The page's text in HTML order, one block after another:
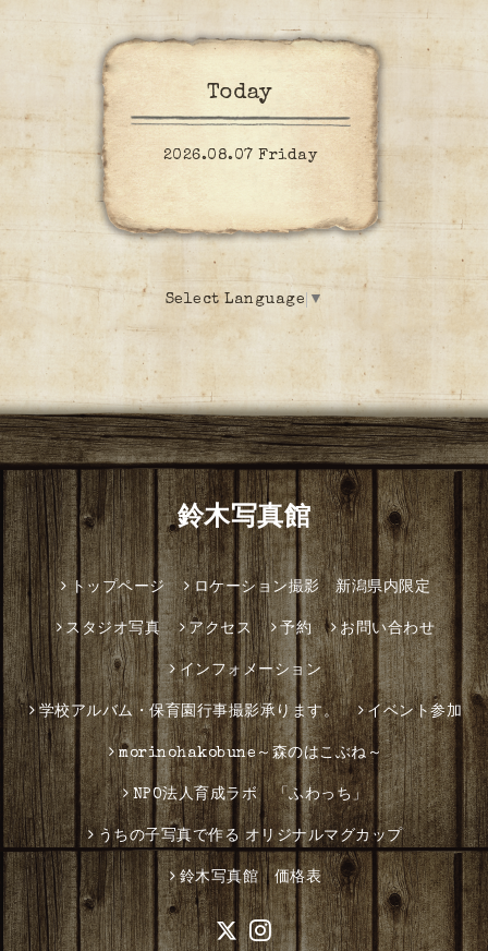
Today
2026.08.07 Friday
Select Language ▼
鈴木写真館
トップページ ロケーション撮影 新潟県内限定
スタジオ写真 アクセス 予約 お問い合わせ
インフォメーション
学校アルバム・保育園行事撮影承ります。 イベント参加
morinohakobune～森のはこぶね～
NPO法人育成ラボ 「ふわっち」
うちの子写真で作る オリジナルマグカップ
鈴木写真館 価格表